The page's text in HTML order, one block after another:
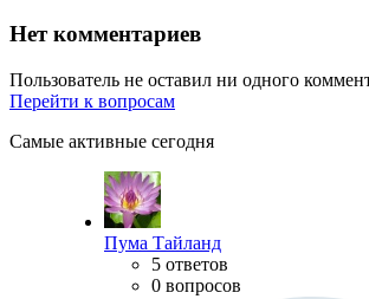
Нет комментариев
Пользователь не оставил ни одного
Перейти к вопросам
Самые активные сегодня
Пума Тайланд
5 ответов
0 вопросов